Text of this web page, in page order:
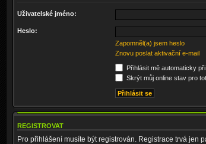
Uživatelské jméno:
Heslo:
Zapomněl(a) jsem heslo
Znovu poslat aktivační e-mail
Přihlásit mě automaticky
Skrýt můj online stav pro
REGISTROVAT
Pro přihlášení musíte být registrován. Registrace trvá jen